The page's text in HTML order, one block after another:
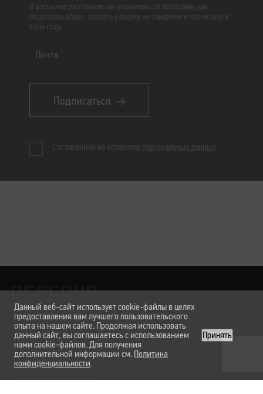
В рассылке расскажем как ухаживать за волосами, как
подобрать образ, сделать укладку на свидание и что модно в
этом году
Почта
Подписаться
Согласен(на) на обработку персональных данных
Лаборатории Услуги и цены Вакансии О нас Карта сайта
Техническая поддержка
Данный веб-сайт использует cookie-файлы в целях
предоставления вам лучшего пользовательского
опыта на нашем сайте. Продолжая использовать
данный сайт, вы соглашаетесь с использованием
нами cookie-файлов. Для получения
дополнительной информации см. Политика
конфиденциальности
Принять